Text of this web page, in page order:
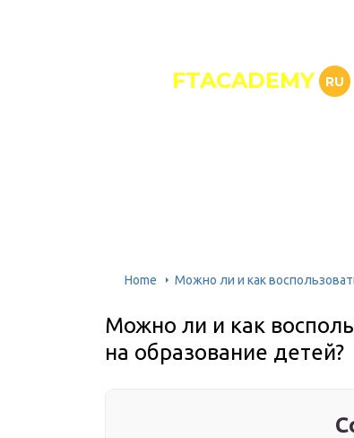
FTACADEMY RU
Home Можно ли и как
Можно ли и как
на образование детей?